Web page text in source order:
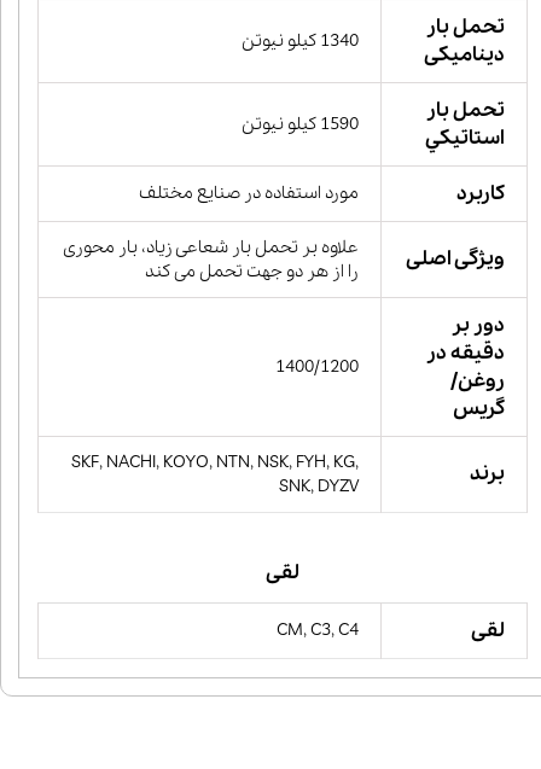
تحمل بار
دینامیکی
1340 کیلو نیوتن
تحمل بار
استاتيكي
1590 کیلو نیوتن
کاربرد مورد استفاده در صنایع مختلف
ویژگی اصلی
علاوه بر تحمل بار شعاعی زیاد، بار محوری
را از هر دو جهت تحمل می کند
دور بر
دقیقه در
روغن/
گریس
1400/1200
برند
SKF, NACHI, KOYO, NTN, NSK, FYH, KG,
SNK, DYZV
لقی
لقی CM, C3, C4